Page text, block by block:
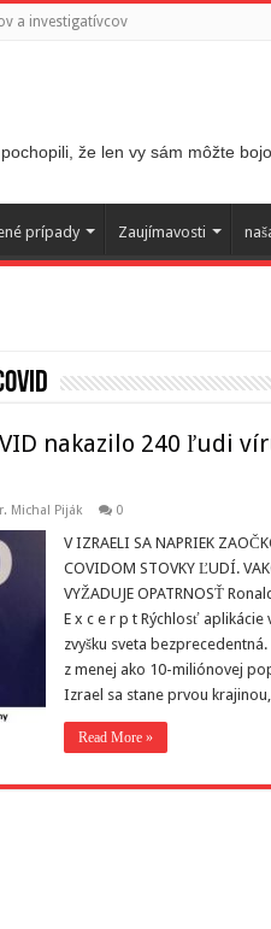
a investigatívcov
že len vy sám môžte
prípady Zaujímavosti
nakazilo 240 ľudi
Michal Piják 0
V IZRAELI SA NAPRIEK
COVIDOM STOVKY ĽUDÍ.
VYŽADUJE OPATRNOSŤ
E x c e r p t Rýchlosť aplikácie
zvyšku sveta
z menej ako 10-miliónovej
Izrael sa stane prvou
Read More »